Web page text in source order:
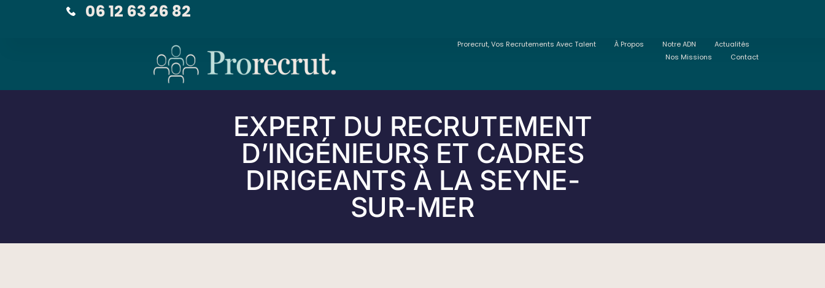
06 12 63 26 82
Prorecrut, Vos Recrutements Avec Talent À Propos Notre ADN
Actualités
Nos Missions
Contact
EXPERT DU RECRUTEMENT
D’INGÉNIEURS ET CADRES
DIRIGEANTS À LA SEYNE-
SUR-MER